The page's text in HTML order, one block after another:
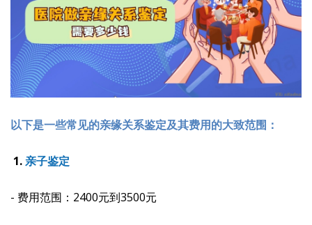
以下是一些常见的亲缘关系鉴定及其费用的大致范围：
1.亲子鉴定
- 费用范围：2400元到3500元